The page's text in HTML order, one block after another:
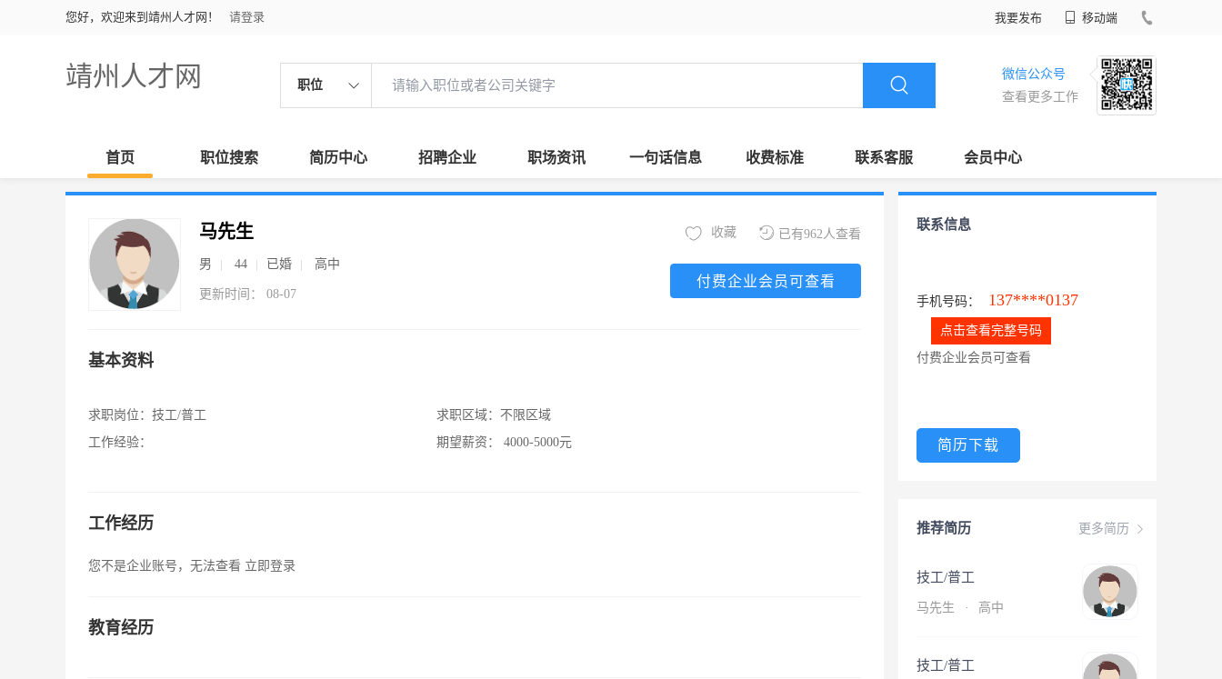
您好，欢迎来到靖州人才网！ 请登录 我要发布 移动端
靖州人才网 职位
微信公众号
查看更多工作
首页 职位搜索 简历中心 招聘企业 职场资讯 一句话信息 收费标准 联系客服 会员中心
马先生
男 44 已婚 高中
更新时间： 08-07
已有962人查看
收藏
付费企业会员可查看
基本资料
求职岗位： 技工/普工
工作经验：
求职区域： 不限区域
期望薪资：
4000-5000元
工作经历
您不是企业账号，无法查看 立即登录
教育经历
联系信息
手机号码： 137****0137
点击查看完整号码
付费企业会员可查看
简历下载
更多简历
推荐简历
技工/普工
马先生 · 高中
技工/普工